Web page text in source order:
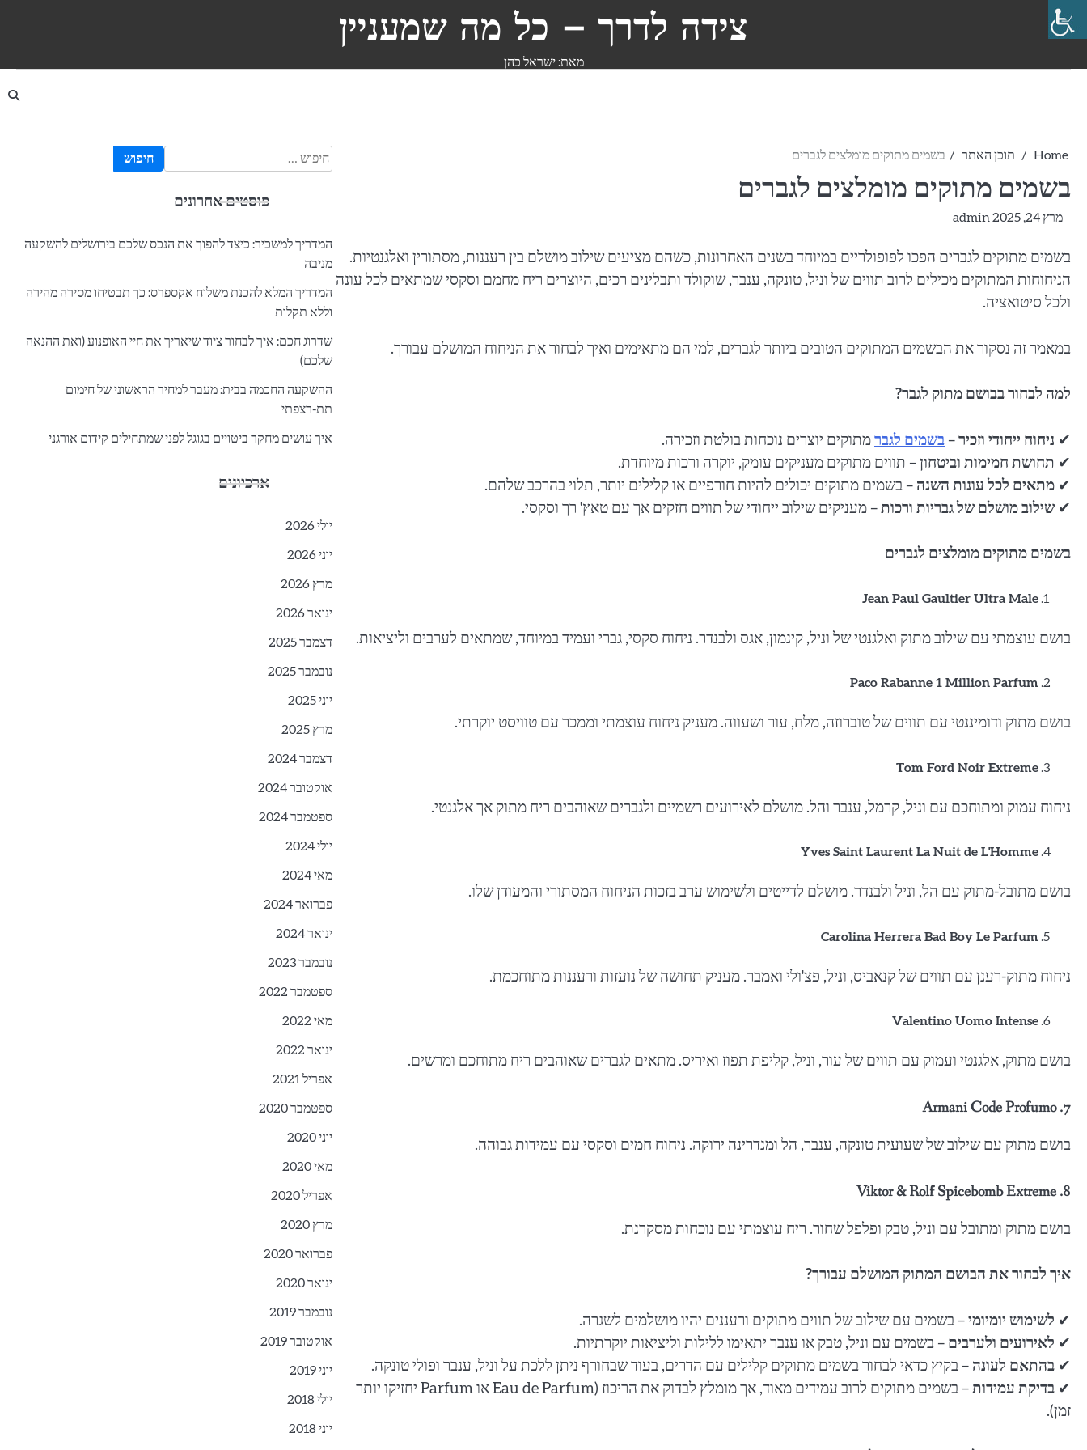
צידה לדרך – כל מה שמעניין
מאת: ישראל כהן
Home תוכן האתר בשמים מתוקים מומלצים לגברים
בשמים מתוקים מומלצים לגברים
מרץ 24, 2025 admin
בשמים מתוקים לגברים הפכו לפופולריים במיוחד בשנים האחרונות, כשהם מציעים שילוב מושלם בין רעננות, מסתורין ואלגנטיות.
הניחוחות המתוקים מכילים לרוב תווים של וניל, טונקה, ענבר, שוקולד ותבלינים רכים, היוצרים ריח מחמם וסקסי שמתאים לכל עונה
ולכל סיטואציה.
במאמר זה נסקור את הבשמים המתוקים הטובים ביותר לגברים, למי הם מתאימים ואיך לבחור את הניחוח המושלם עבורך.
למה לבחור בבושם מתוק לגבר?
✔ ניחוח ייחודי וזכיר – בשמים לגבר מתוקים יוצרים נוכחות בולטת וזכירה.
✔ תחושת חמימות וביטחון – תווים מתוקים מעניקים עומק, יוקרה ורכות מיוחדת.
✔ מתאים לכל עונות השנה – בשמים מתוקים יכולים להיות חורפיים או קלילים יותר, תלוי בהרכב שלהם.
✔שילוב מושלם של גבריות ורכות – מעניקים שילוב ייחודי של תווים חזקים אך עם טאץ' רך וסקסי.
בשמים מתוקים מומלצים לגברים
Jean Paul Gaultier Ultra Male
בושם עוצמתי עם שילוב מתוק ואלגנטי של וניל, קינמון, אגס ולבנדר. ניחוח סקסי, גברי ועמיד במיוחד, שמתאים לערבים וליציאות.
Paco Rabanne 1 Million Parfum
בושם מתוק ודומיננטי עם תווים של טוברוזה, מלח, עור ושעווה. מעניק ניחוח עוצמתי וממכר עם טוויסט יוקרתי.
Tom Ford Noir Extreme
ניחוח עמוק ומתוחכם עם וניל, קרמל, ענבר והל. מושלם לאירועים רשמיים ולגברים שאוהבים ריח מתוק אך אלגנטי.
Yves Saint Laurent La Nuit de L'Homme
בושם מתובל-מתוק עם הל, וניל ולבנדר. מושלם לדייטים ולשימוש ערב בזכות הניחוח המסתורי והמעודן שלו.
Carolina Herrera Bad Boy Le Parfum
ניחוח מתוק-רענן עם תווים של קנאביס, וניל, פצ'ולי ואמבר. מעניק תחושה של נועזות ורעננות מתוחכמת.
Valentino Uomo Intense
בושם מתוק, אלגנטי ועמוק עם תווים של עור, וניל, קליפת תפוז ואיריס. מתאים לגברים שאוהבים ריח מתוחכם ומרשים.
7. Armani Code Profumo
בושם מתוק עם שילוב של שעועית טונקה, ענבר, הל ומנדרינה ירוקה. ניחוח חמים וסקסי עם עמידות גבוהה.
8. Viktor & Rolf Spicebomb Extreme
בושם מתוק ומתובל עם וניל, טבק ופלפל שחור. ריח עוצמתי עם נוכחות מסקרנת.
איך לבחור את הבושם המתוק המושלם עבורך?
✔ לשימוש יומיומי – בשמים עם שילוב של תווים מתוקים ורעננים יהיו מושלמים לשגרה.
✔ לאירועים ולערבים – בשמים עם וניל, טבק או ענבר יתאימו ללילות וליציאות יוקרתיות.
✔ בהתאם לעונה – בקיץ כדאי לבחור בשמים מתוקים קלילים עם הדרים, בעוד שבחורף ניתן ללכת על וניל, ענבר ופולי טונקה.
✔ בדיקת עמידות
– בשמים מתוקים לרוב עמידים מאוד, אך מומלץ לבדוק את הריכוז (Eau de Parfum או Parfum יחזיקו יותר
זמן).
חיפוש:
פוסטים אחרונים
המדריך למשכיר: כיצד להפוך את הנכס שלכם בירושלים להשקעה
מניבה
המדריך המלא להכנת משלוח אקספרס: כך תבטיחו מסירה מהירה
וללא תקלות
שדרוג חכם: איך לבחור ציוד שיאריך את חיי האופנוע (ואת ההנאה
שלכם)
ההשקעה החכמה בבית: מעבר למחיר הראשוני של חימום
תת-רצפתי
איך עושים מחקר ביטויים בגוגל לפני שמתחילים קידום אורגני
ארכיונים
יולי 2026
יוני 2026
מרץ 2026
ינואר 2026
דצמבר 2025
נובמבר 2025
יוני 2025
מרץ 2025
דצמבר 2024
אוקטובר 2024
ספטמבר 2024
יולי 2024
מאי 2024
פברואר 2024
ינואר 2024
נובמבר 2023
ספטמבר 2022
מאי 2022
ינואר 2022
אפריל 2021
ספטמבר 2020
יוני 2020
מאי 2020
אפריל 2020
מרץ 2020
פברואר 2020
ינואר 2020
נובמבר 2019
אוקטובר 2019
יוני 2019
יולי 2018
יוני 2018